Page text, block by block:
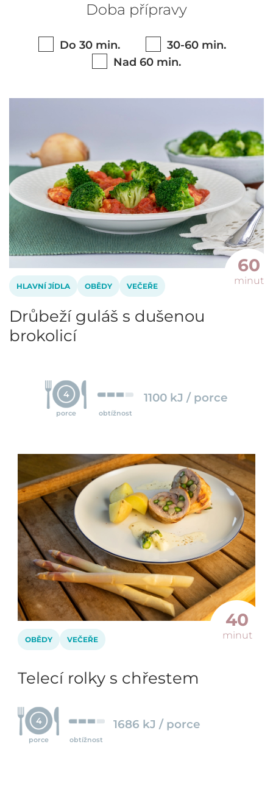
Doba přípravy
Do 30 min.
30-60 min.
Nad 60 min.
HLAVNÍ JÍDLA OBĚDY VEČEŘE
Drůbeží guláš s dušenou
brokolicí
4
porce obtížnost
1100 kJ / porce
60
minut
40
minut
OBĚDY VEČEŘE
Telecí rolky s chřestem
4
porce obtížnost
1686 kJ / porce